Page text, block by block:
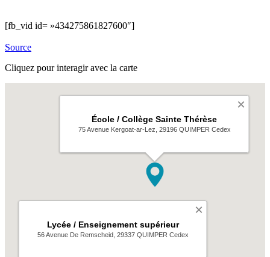
[fb_vid id= »434275861827600″]
Source
Cliquez pour interagir avec la carte